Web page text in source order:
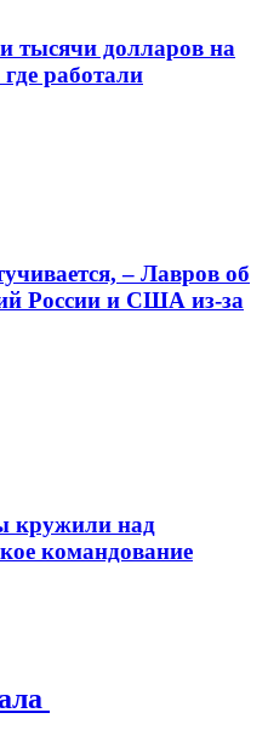
тысячи долларов на
работали
– Лавров об
России и США из-за
кружили над
командование